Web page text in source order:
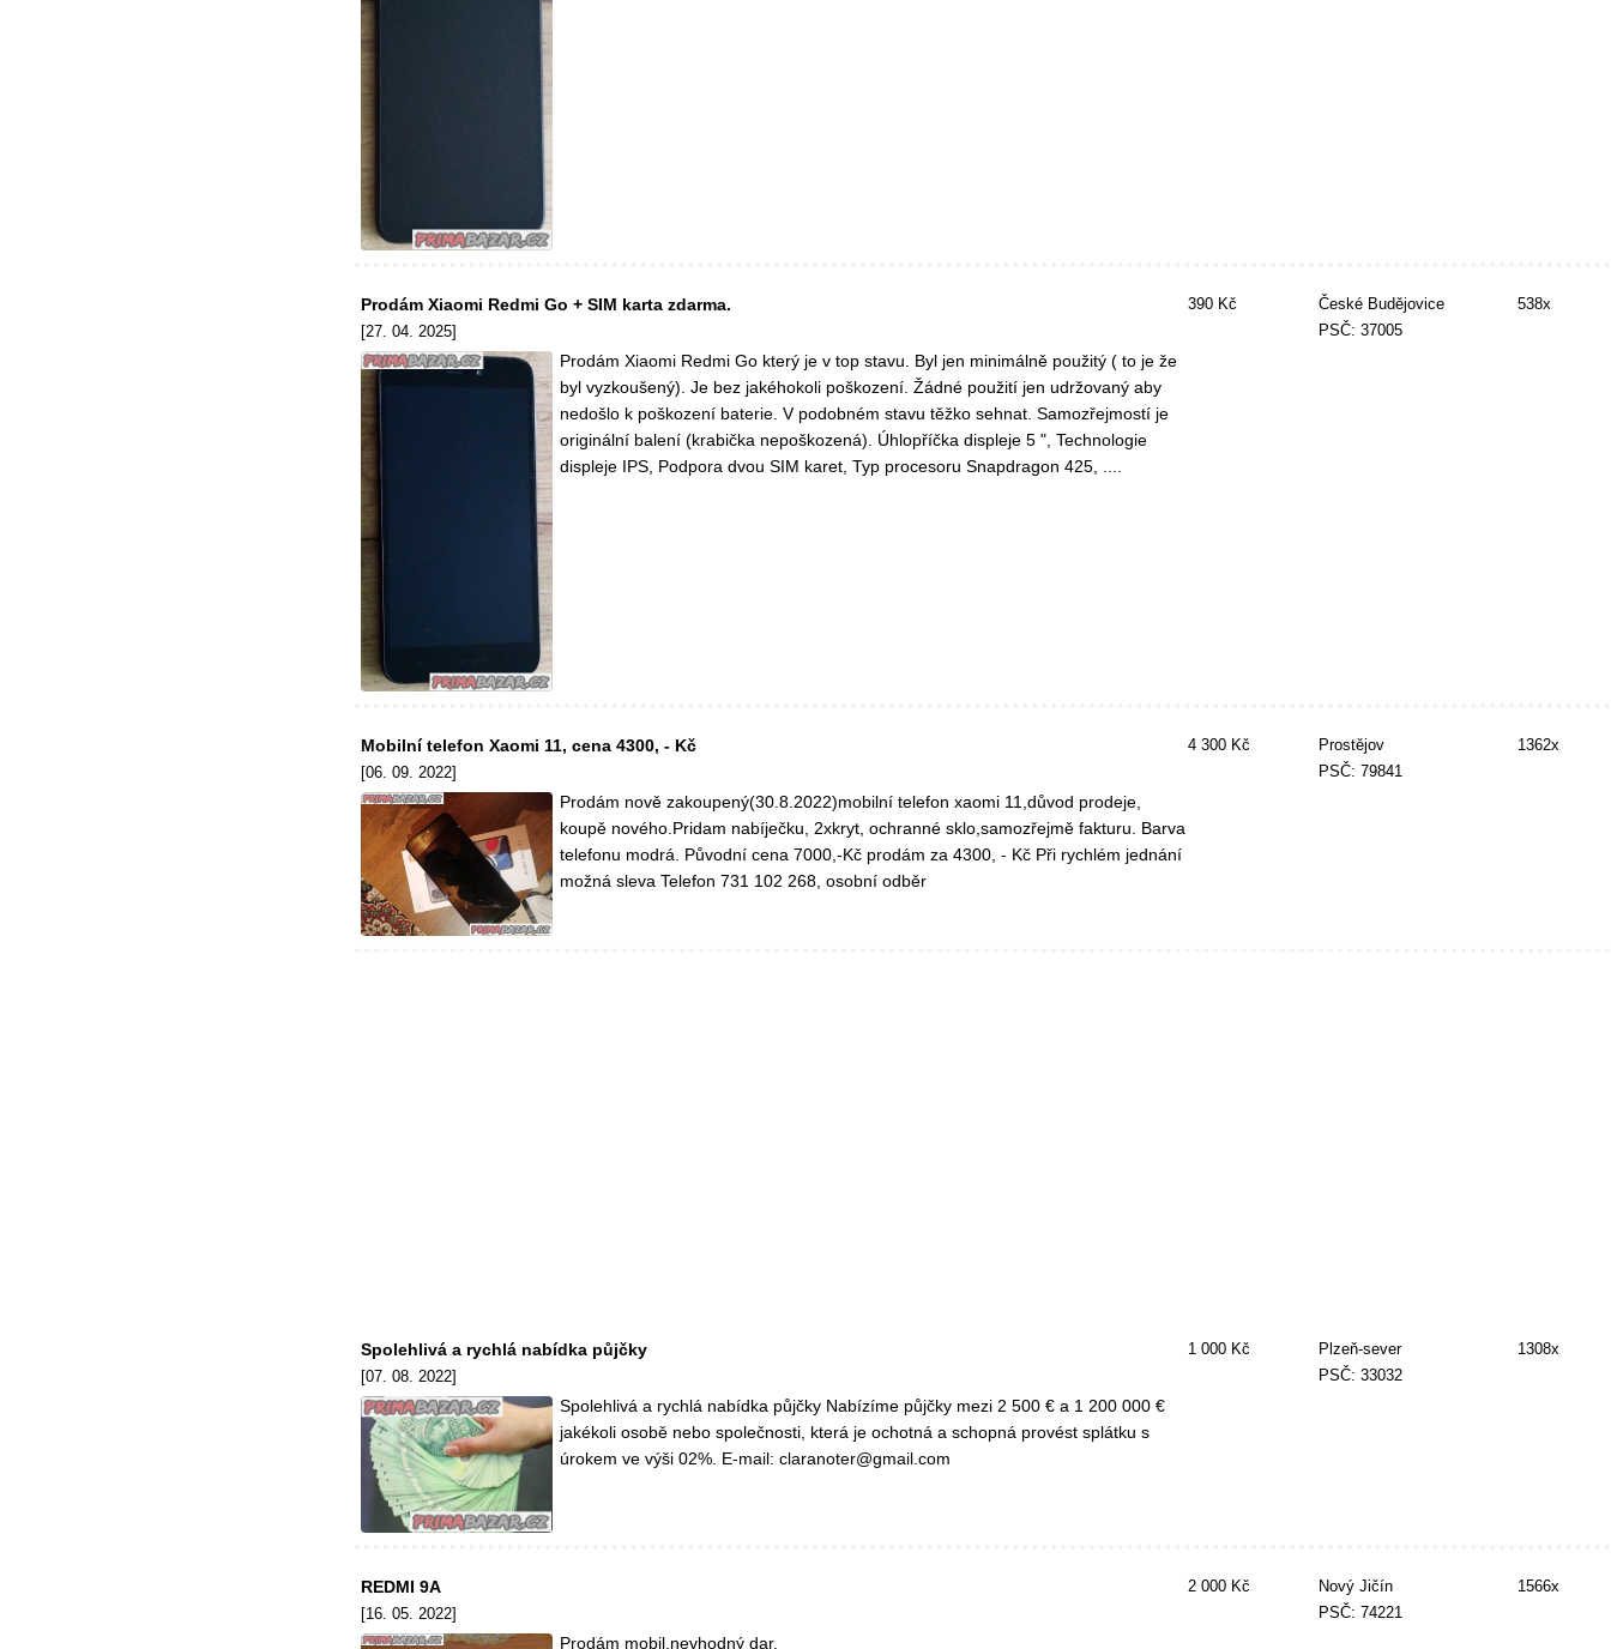
Prodám Xiaomi Redmi Go + SIM karta zdarma.
[27. 04. 2025]
Prodám Xiaomi Redmi Go který je v top stavu. Byl jen minimálně použitý ( to je že
byl vyzkoušený). Je bez jakéhokoli poškození. Žádné použití jen udržovaný aby
nedošlo k poškození baterie. V podobném stavu těžko sehnat. Samozřejmostí je
originální balení (krabička nepoškozená). Úhlopříčka displeje 5 ", Technologie
displeje IPS, Podpora dvou SIM karet, Typ procesoru Snapdragon 425, ....
390 Kč
České Budějovice
PSČ: 37005
538x
Mobilní telefon Xaomi 11, cena 4300, - Kč
[06. 09. 2022]
Prodám nově zakoupený(30.8.2022)mobilní telefon xaomi 11,důvod prodeje,
koupě nového.Pridam nabíječku, 2xkryt, ochranné sklo,samozřejmě fakturu. Barva
telefonu modrá. Původní cena 7000,-Kč prodám za 4300, - Kč Při rychlém jednání
možná sleva Telefon 731 102 268, osobní odběr
4 300 Kč
Prostějov
PSČ: 79841
1362x
Spolehlivá a rychlá nabídka půjčky
[07. 08. 2022]
Spolehlivá a rychlá nabídka půjčky Nabízíme půjčky mezi 2 500 € a 1 200 000 €
jakékoli osobě nebo společnosti, která je ochotná a schopná provést splátku s
úrokem ve výši 02%. E-mail: claranoter@gmail.com
1 000 Kč
Plzeň-sever
PSČ: 33032
1308x
REDMI 9A
[16. 05. 2022]
Prodám mobil,nevhodný dar.
2 000 Kč
Nový Jičín
PSČ: 74221
1566x